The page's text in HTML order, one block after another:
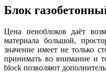
Блок
Цена пеноблоков даёт
материала большой,
значение имеет не только
принимать во внимание и
block позволяют